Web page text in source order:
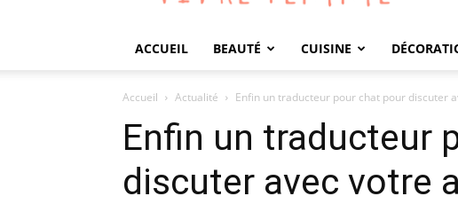
ACCUEIL BEAUTÉ CUISINE
Accueil Actualité Enfin un traducteur pour chat pour discuter
Enfin un traducteur
discuter avec votre